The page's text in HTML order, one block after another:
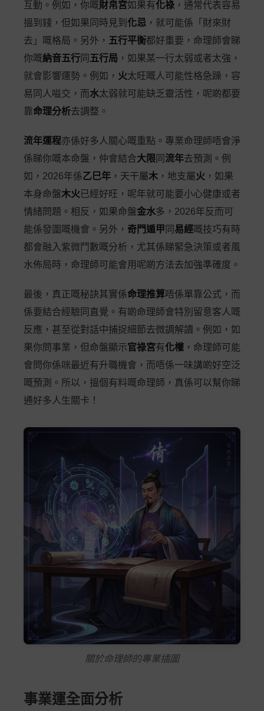
互動。例如，你嘅財帛宮如果有化祿 ，通常代表容易
搵到錢，但如果同時見到 化忌 ，就可能係「財來財
去」嘅格局。另外， 五行平衡都好重要，命理師會睇
你嘅納音五行 同 五行局 ，如果某一行太弱或者太強，
就會影響運勢。例如， 火太旺嘅人可能性格急躁，容
易同人嗌交，而水太弱就可能缺乏靈活性，呢啲都要
靠命理分析去調整。
流年運程亦係好多人關心嘅重點。專業命理師唔會淨
係睇你嘅本命盤，仲會結合大限 同 流年去預測。例
如，2026年係乙巳年 ，天干屬木 ，地支屬火 ，如果
本身命盤木火已經好旺，呢年就可能要小心健康或者
情緒問題。相反，如果命盤金水多，2026年反而可
能係發圍嘅機會。另外， 奇門遁甲 同 易經嘅技巧有時
都會融入紫微鬥數嘅分析，尤其係睇緊急決策或者風
水佈局時，命理師可能會用呢啲方法去加強準確度。
最後，真正嘅秘訣其實係命理推算唔係單靠公式，而
係要結合經驗同直覺。有啲命理師會特別留意客人嘅
反應，甚至從對話中捕捉細節去微調解讀。例如，如
果你問事業，但命盤顯示官祿宮有化權 ，命理師可能
會問你係咪最近有升職機會，而唔係一味講啲好空泛
嘅預測。所以，搵個有料嘅命理師，真係可以幫你睇
通好多人生關卡！
關於命理師的專業插圖
事業運全面分析